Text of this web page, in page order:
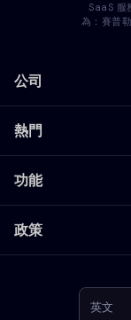
SaaS 服
為：賽普
公司
熱門
功能
政策
英文